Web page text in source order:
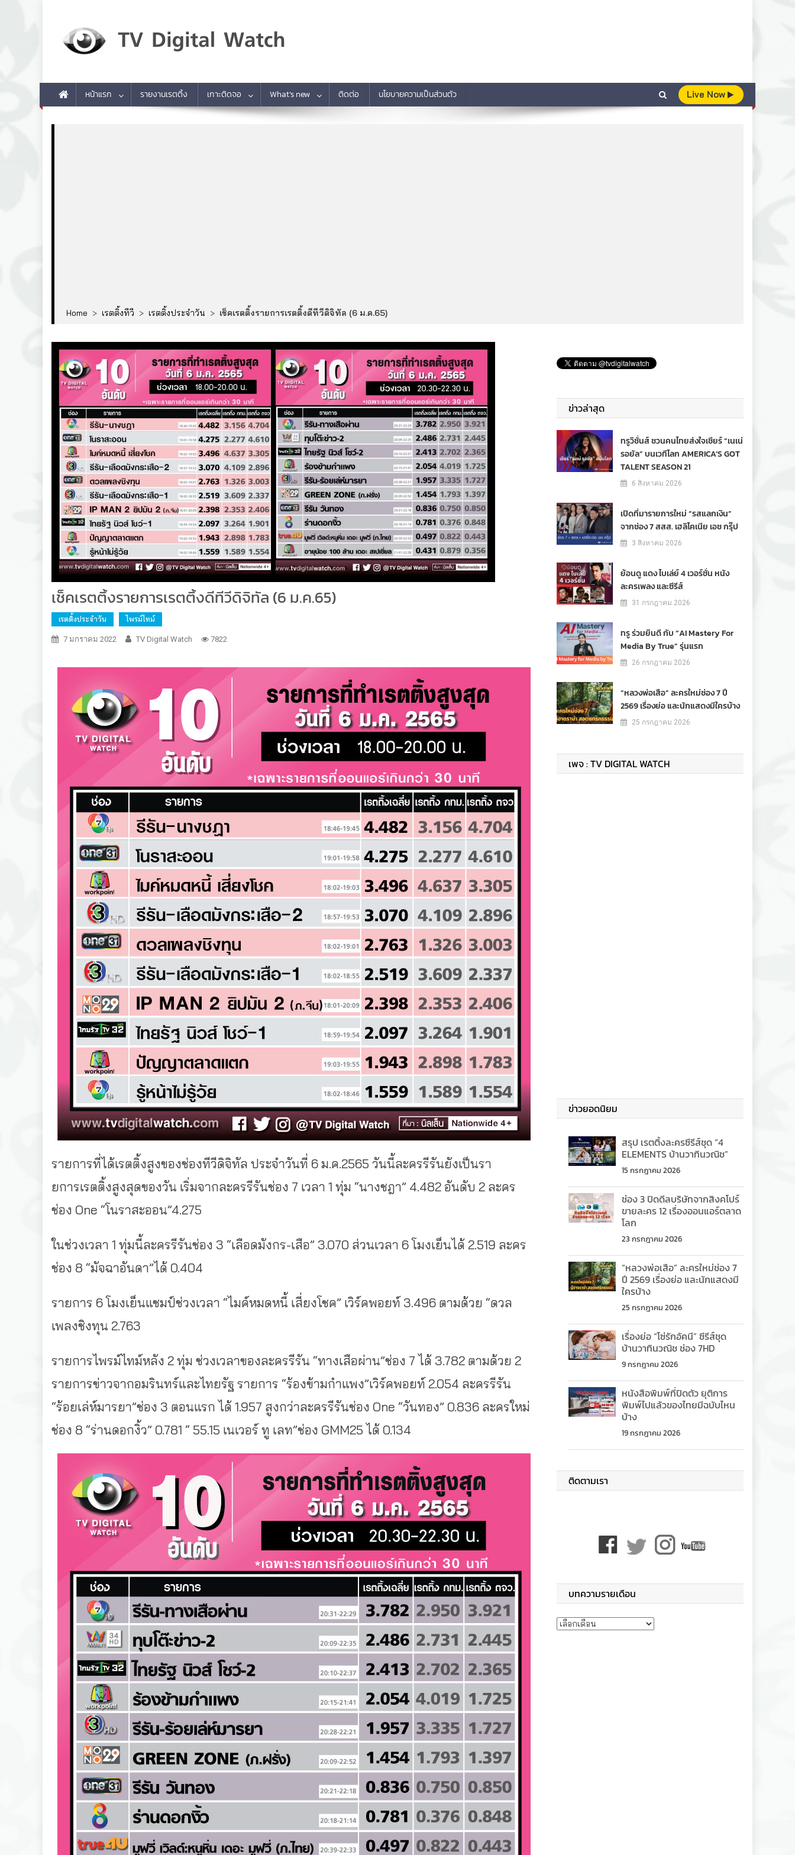
หน้าแรก รายงานเรตติ้ง เกาะติดจอ What’s new ติดต่อ นโยบายความเป็นส่วนตัว Live Now
Home > เรตติ้งทีวี > เรตติ้งประจำวัน > เช็คเรตติ้งรายการเรตติ้งดีทีวีดิจิทัล (6 ม.ค.65)
เช็คเรตติ้งรายการเรตติ้งดีทีวีดิจิทัล (6 ม.ค.65)
เรตติ้งประจำวัน ไพรม์ไทม์
7 มกราคม 2022 TV Digital Watch 7822
รายการที่ได้เรตติ้งสูงของช่องทีวีดิจิทัล ประจำวันที่ 6 ม.ค.2565 วันนี้ละครรีรันยังเป็นรา
ยการเรตติ้งสูงสุดของวัน เริ่มจากละครรีรันช่อง 7 เวลา 1 ทุ่ม “นางชฎา” 4.482 อันดับ 2 ละคร
ช่อง One “โนราสะออน”4.275
ในช่วงเวลา 1 ทุ่มนี้ละครรีรันช่อง 3 “เลือดมังกร-เสือ” 3.070 ส่วนเวลา 6 โมงเย็นได้ 2.519 ละคร
ช่อง 8 “มัจฉาอันดา”ได้ 0.404
รายการ 6 โมงเย็นแชมป์ช่วงเวลา “ไมค์หมดหนี้ เสี่ยงโชค” เวิร์คพอยท์ 3.496 ตามด้วย “ดวล
เพลงชิงทุน 2.763
รายการไพรม์ไทม์หลัง 2 ทุ่ม ช่วงเวลาของละครรีรัน “ทางเสือผ่าน”ช่อง 7 ได้ 3.782 ตามด้วย 2
รายการข่าวจากอมรินทร์และไทยรัฐ รายการ “ร้องข้ามกำแพง”เวิร์คพอยท์ 2.054 ละครรีรัน
“ร้อยเล่ห์มารยา”ช่อง 3 ตอนแรก ได้ 1.957 สูงกว่าละครรีรันช่อง One “วันทอง” 0.836 ละครใหม่
ช่อง 8 “ร่านดอกงิ้ว” 0.781 “ 55.15 เนเวอร์ ทู เลท”ช่อง GMM25 ได้ 0.134
ข่าวล่าสุด
ทรูวิชั่นส์ ชวนคนไทยส่งใจเชียร์ “เนเน่
รอยัล” บนเวทีโลก AMERICA’S GOT
TALENT SEASON 21
6 สิงหาคม 2026
เปิดที่มารายการใหม่ “รสแลกเงิน”
จากช่อง 7 สสส. เฮลิโคเนีย เอช กรุ๊ป
3 สิงหาคม 2026
ย้อนดู แดง ไบเล่ย์ 4 เวอร์ชั่น หนัง
ละครเพลง และซีรีส์
31 กรกฎาคม 2026
ทรู ร่วมยินดี กับ “AI Mastery For
Media By True” รุ่นแรก
26 กรกฎาคม 2026
“หลวงพ่อเสือ” ละครใหม่ช่อง 7 ปี
2569 เรื่องย่อ และนักแสดงมีใครบ้าง
25 กรกฎาคม 2026
เพจ : TV DIGITAL WATCH
ข่าวยอดนิยม
สรุป เรตติ้งละครซีรีส์ชุด “4
ELEMENTS บ้านวาทินวณิช”
15 กรกฎาคม 2026
ช่อง 3 ปิดดีลบริษัทจากสิงคโปร์
ขายละคร 12 เรื่องออนแอร์ตลาด
โลก
23 กรกฎาคม 2026
“หลวงพ่อเสือ” ละครใหม่ช่อง 7
ปี 2569 เรื่องย่อ และนักแสดงมี
ใครบ้าง
25 กรกฎาคม 2026
เรื่องย่อ “โซ่รักอัคนี” ซีรีส์ชุด
บ้านวาทินวณิช ช่อง 7HD
9 กรกฎาคม 2026
หนังสือพิมพ์ที่ปิดตัว ยุติการ
พิมพ์ไปแล้วของไทยมีฉบับไหน
บ้าง
19 กรกฎาคม 2026
ติดตามเรา
บทความรายเดือน
บทความรายเดือน